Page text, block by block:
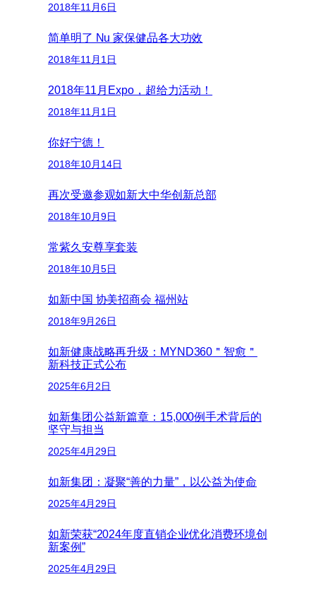
2018年11月6日
简单明了 Nu 家保健品各大功效
2018年11月1日
2018年11月Expo，超给力活动！
2018年11月1日
你好宁德！
2018年10月14日
再次受邀参观如新大中华创新总部
2018年10月9日
常紫久安尊享套装
2018年10月5日
如新中国 协美招商会 福州站
2018年9月26日
如新健康战略再升级：MYND360＂智愈＂
新科技正式公布
2025年6月2日
如新集团公益新篇章：15,000例手术背后的
坚守与担当
2025年4月29日
如新集团：凝聚“善的力量”，以公益为使命
2025年4月29日
如新荣获“2024年度直销企业优化消费环境创
新案例”
2025年4月29日